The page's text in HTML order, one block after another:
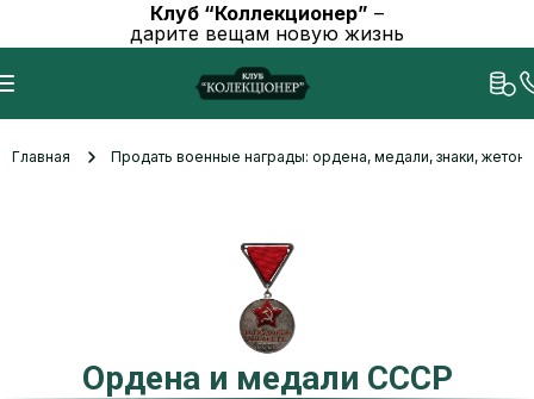
Клуб “Коллекционер” –
дарите вещам новую жизнь
Главная Продать военные награды: ордена, медали, знаки,
Ордена и медали СССР